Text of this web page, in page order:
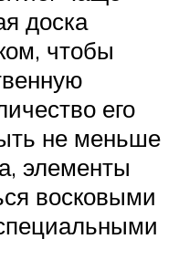
доска
чтобы
его
не меньше
элементы
восковыми